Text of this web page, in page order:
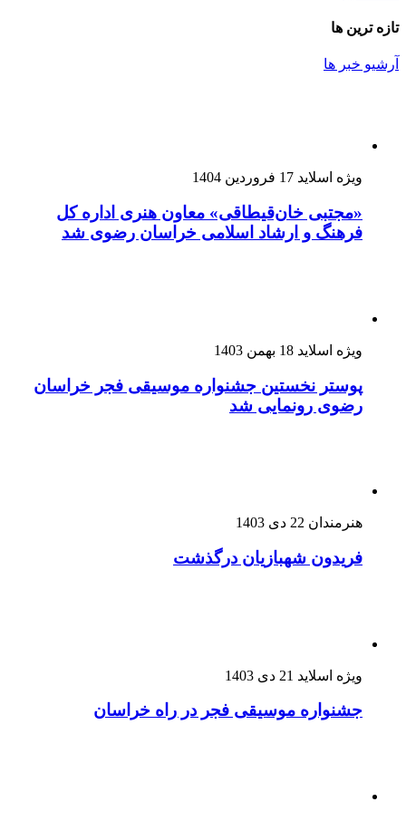
تازه ترین ها
آرشیو خبر ها
ویژه اسلاید 17 فروردین 1404
«مجتبی خان‌قیطاقی» معاون هنری اداره کل
فرهنگ و ارشاد اسلامی خراسان رضوی شد
ویژه اسلاید 18 بهمن 1403
پوستر نخستین جشنواره موسیقی فجر خراسان
رضوی رونمایی شد
هنرمندان 22 دی 1403
فریدون شهبازیان درگذشت
ویژه اسلاید 21 دی 1403
جشنواره موسیقی فجر در راه خراسان